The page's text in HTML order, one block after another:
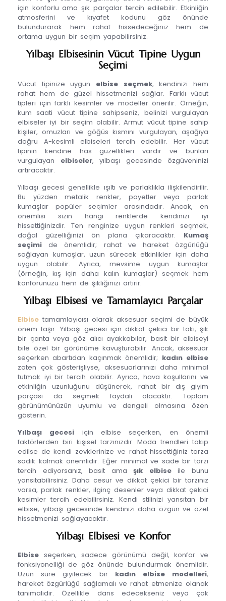
için konforlu ama şık parçalar tercih edilebilir. Etkinliğin
atmosferini ve kıyafet kodunu göz önünde
bulundurarak hem rahat hissedeceğiniz hem de
ortama uygun bir seçim yapabilirsiniz.
Yılbaşı Elbisesinin Vücut Tipine Uygun
Seçimi
Vücut tipinize uygun elbise seçmek, kendinizi hem
rahat hem de güzel hissetmenizi sağlar. Farklı vücut
tipleri için farklı kesimler ve modeller önerilir. Örneğin,
kum saati vücut tipine sahipseniz, belinizi vurgulayan
elbiseler iyi bir seçim olabilir. Armut vücut tipine sahip
kişiler, omuzları ve göğüs kısmını vurgulayan, aşağıya
doğru A-kesimli elbiseleri tercih edebilir. Her vücut
tipinin kendine has güzellikleri vardır ve bunları
vurgulayan elbiseler, yılbaşı gecesinde özgüveninizi
artıracaktır.
Yılbaşı gecesi genellikle ışıltı ve parlaklıkla ilişkilendirilir.
Bu yüzden metalik renkler, payetler veya parlak
kumaşlar popüler seçimler arasındadır. Ancak, en
önemlisi sizin hangi renklerde kendinizi iyi
hissettiğinizdir. Ten renginize uygun renkleri seçmek,
doğal güzelliğinizi ön plana çıkaracaktır. Kumaş
seçimi de önemlidir; rahat ve hareket özgürlüğü
sağlayan kumaşlar, uzun sürecek etkinlikler için daha
uygun olabilir. Ayrıca, mevsime uygun kumaşlar
(örneğin, kış için daha kalın kumaşlar) seçmek hem
konforunuzu hem de şıklığınızı artırır.
Yılbaşı Elbisesi ve Tamamlayıcı Parçalar
Elbise tamamlayıcısı olarak aksesuar seçimi de büyük
önem taşır. Yılbaşı gecesi için dikkat çekici bir takı, şık
bir çanta veya göz alıcı ayakkabılar, basit bir elbiseyi
bile özel bir görünüme kavuşturabilir. Ancak, aksesuar
seçerken abartıdan kaçınmak önemlidir; kadın elbise
zaten çok gösterişliyse, aksesuarlarınızı daha minimal
tutmak iyi bir tercih olabilir. Ayrıca, hava koşullarını ve
etkinliğin uzunluğunu düşünerek, rahat bir dış giyim
parçası da seçmek faydalı olacaktır. Toplam
görünümünüzün uyumlu ve dengeli olmasına özen
gösterin.
Yılbaşı gecesi için elbise seçerken, en önemli
faktörlerden biri kişisel tarzınızdır. Moda trendleri takip
edilse de kendi zevklerinize ve rahat hissettiğiniz tarza
sadık kalmak önemlidir. Eğer minimal ve sade bir tarzı
tercih ediyorsanız, basit amaşık elbiseile bunu
yansıtabilirsiniz. Daha cesur ve dikkat çekici bir tarzınız
varsa, parlak renkler, ilginç desenler veya dikkat çekici
kesimler tercih edebilirsiniz. Kendi stilinizi yansıtan bir
elbise, yılbaşı gecesinde kendinizi daha özgün ve özel
hissetmenizi sağlayacaktır.
Yılbaşı Elbisesi ve Konfor
Elbise seçerken, sadece görünümü değil, konfor ve
fonksiyonelliği de göz önünde bulundurmak önemlidir.
Uzun süre giyilecek bir kadın elbise modelleri,
hareket özgürlüğü sağlamalı ve rahat etmenize olanak
tanımalıdır. Özellikle dans edecekseniz veya çok